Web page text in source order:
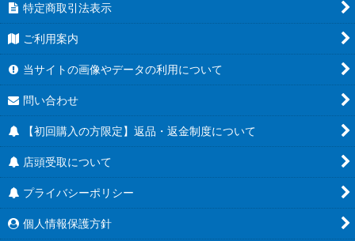
特定商取引法表示
ご利用案内
当サイトの画像やデータの利用について
問い合わせ
【初回購入の方限定】返品・返金制度について
店頭受取について
プライバシーポリシー
個人情報保護方針